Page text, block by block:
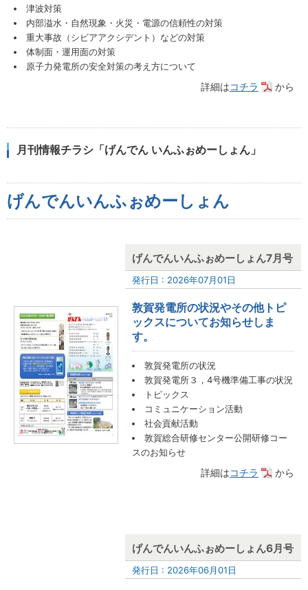
津波対策
内部溢水・自然現象・火災・電源の信頼性の対策
重大事故（シビアアクシデント）などの対策
体制面・運用面の対策
原子力発電所の安全対策の考え方について
詳細はコチラ から
月刊情報チラシ「げんでん いんふぉめーしょん」
げんでんいんふぉめーしょん
げんでんいんふぉめーしょん7月号
発行日 : 2026年07月01日
敦賀発電所の状況やその他トピ
ックスについてお知らせしま
す。
敦賀発電所の状況
敦賀発電所３，4号機準備工事の状況
トピックス
コミュニケーション活動
社会貢献活動
敦賀総合研修センター公開研修コー
スのお知らせ
詳細はコチラ から
げんでんいんふぉめーしょん6月号
発行日 : 2026年06月01日